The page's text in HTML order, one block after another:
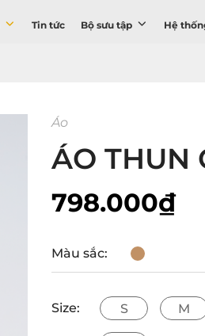
Tin tức Bộ sưu tập Hệ
Áo
ÁO THUN
798.000₫
Màu sắc:
Size: S M